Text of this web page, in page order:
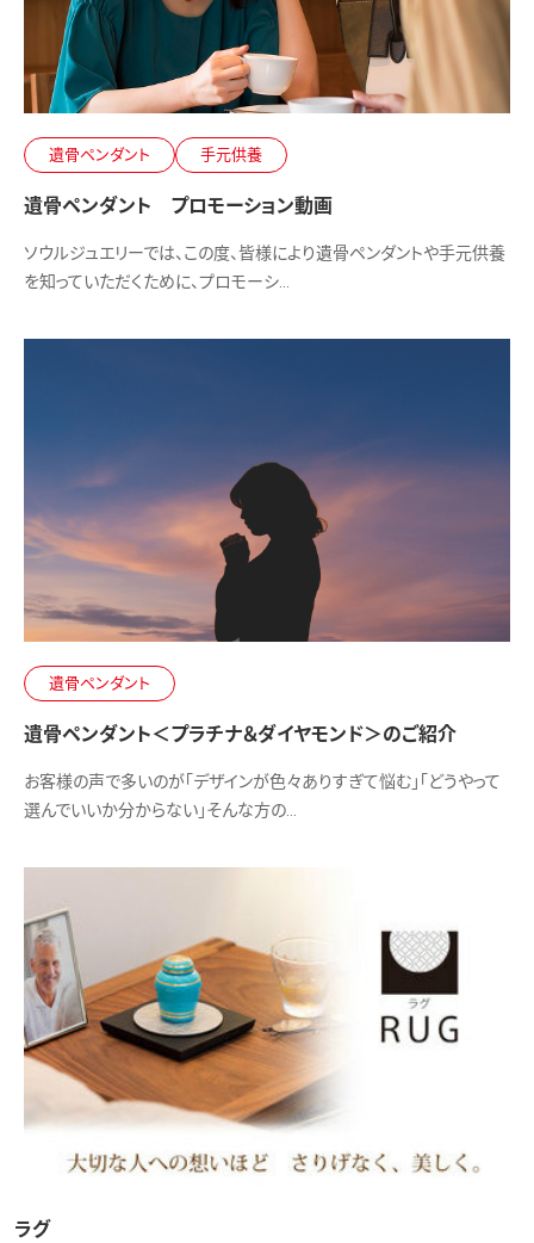
遺骨ペンダント 手元供養
遺骨ペンダント プロモーション動画
ソウルジュエリーでは、この度、皆様により遺骨ペンダントや手元供養
を知っていただくために、プロモーシ…
遺骨ペンダント
遺骨ペンダント＜プラチナ＆ダイヤモンド＞のご紹介
お客様の声で多いのが「デザインが色々ありすぎて悩む」「どうやって
選んでいいか分からない」そんな方の…
ラグ